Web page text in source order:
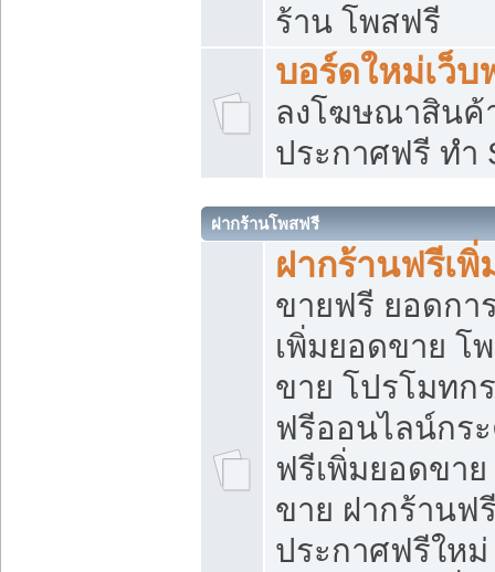
ร้าน โพสฟรี
บอร์ดใหม่เว็บ
ลงโฆษณาสิน
ประกาศฟรี ทำ
ฝากร้านโพสฟรี
ฝากร้านฟรีเ
ขายฟรี ยอดกา
เพิ่มยอดขาย โ
ขาย โปรโมทก
ฟรีออนไลน์กร
ฟรีเพิ่มยอดขา
ขาย ฝากร้านฟ
ประกาศฟรีใหม่